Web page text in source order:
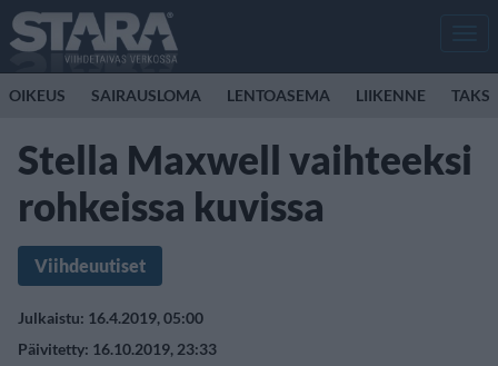
OIKEUS SAIRAUSLOMA LENTOASEMA LIIKENNE TAKSI
Stella Maxwell vaihteeksi
rohkeissa kuvissa
Viihdeuutiset
Julkaistu: 16.4.2019, 05:00
Päivitetty: 16.10.2019, 23:33